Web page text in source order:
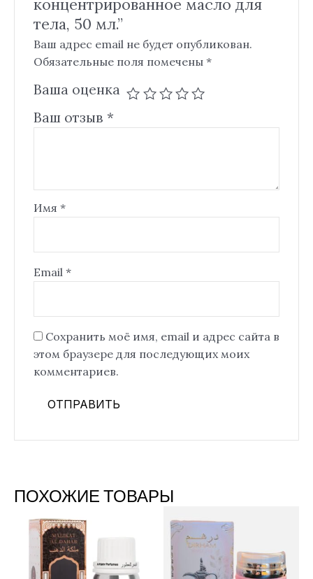
концентрированное масло для
тела, 50 мл.”
Ваш адрес email не будет опубликован.
Обязательные поля помечены *
Ваша оценка
Ваш отзыв *
Имя *
Email *
Сохранить моё имя, email и адрес сайта в
этом браузере для последующих моих
комментариев.
ПОХОЖИЕ ТОВАРЫ